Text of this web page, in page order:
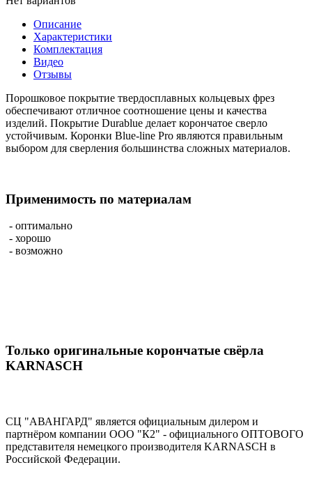
Описание
Характеристики
Комплектация
Видео
Отзывы
Порошковое покрытие твердосплавных кольцевых фрез
обеспечивают отличное соотношение цены и качества
изделий. Покрытие Durablue делает корончатое сверло
устойчивым. Коронки Blue-line Pro являются правильным
выбором для сверления большинства сложных материалов.
Применимость по материалам
- оптимально
- хорошо
- возможно
Только оригинальные корончатые свёрла
KARNASCH
СЦ "АВАНГАРД" является официальным дилером и
партнёром компании OOO "К2" - официального ОПТОВОГО
представителя немецкого производителя KARNASCH в
Российской Федерации.